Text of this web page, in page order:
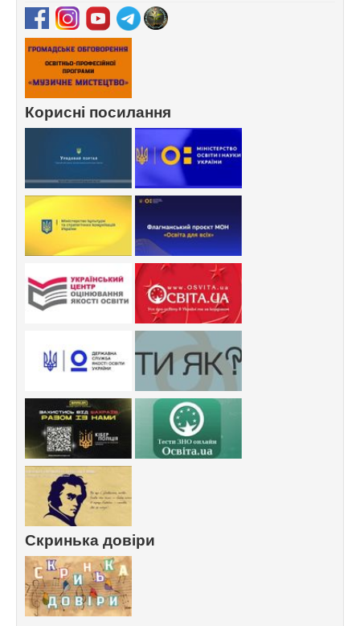
Корисні посилання
Скринька довіри